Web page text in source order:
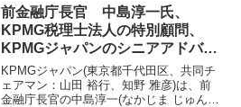
4月13日(土)・14日(日)の2日間、信州...
前金融庁長官 中島淳一氏、
KPMG税理士法人の特別顧問、
KPMGジャパンのシニアアドバイ
ザーに就任
KPMGジャパン(東京都千代田区、共同チ
ェアマン：山田 裕行、知野 雅彦)は、前
金融庁長官の中島淳一(なかじま じゅんい